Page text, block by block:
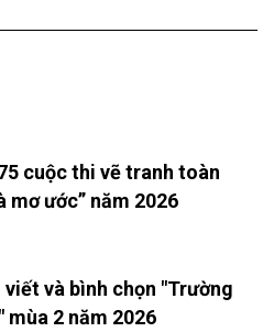
cuộc thi vẽ tranh toàn
mơ ước” năm 2026
và bình chọn "Trường
mùa 2 năm 2026